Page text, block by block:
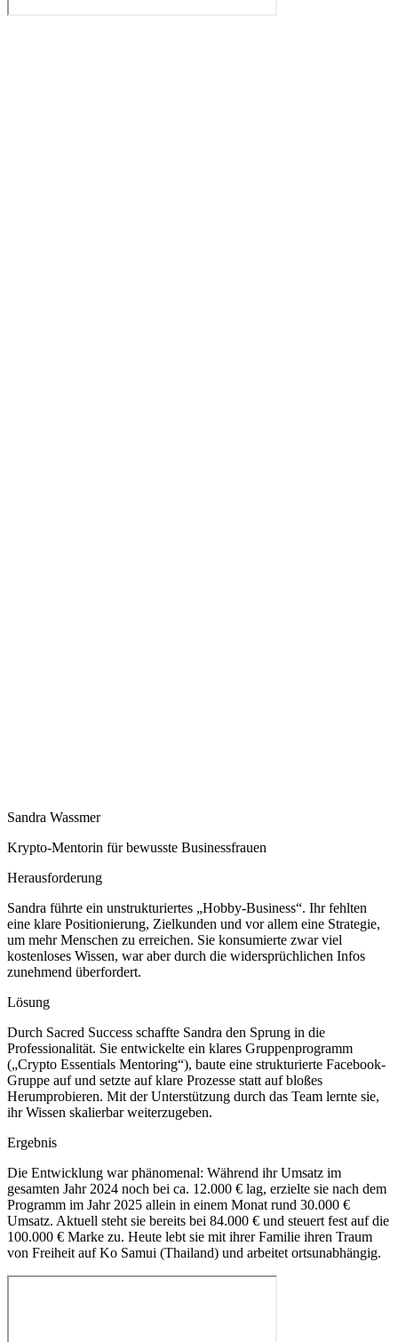
Sandra Wassmer
Krypto-Mentorin für bewusste Businessfrauen
Herausforderung
Sandra führte ein unstrukturiertes „Hobby-Business“. Ihr fehlten
eine klare Positionierung, Zielkunden und vor allem eine Strategie,
um mehr Menschen zu erreichen. Sie konsumierte zwar viel
kostenloses Wissen, war aber durch die widersprüchlichen Infos
zunehmend überfordert.
Lösung
Durch Sacred Success schaffte Sandra den Sprung in die
Professionalität. Sie entwickelte ein klares Gruppenprogramm
(„Crypto Essentials Mentoring“), baute eine strukturierte Facebook-
Gruppe auf und setzte auf klare Prozesse statt auf bloßes
Herumprobieren. Mit der Unterstützung durch das Team lernte sie,
ihr Wissen skalierbar weiterzugeben.
Ergebnis
Die Entwicklung war phänomenal: Während ihr Umsatz im
gesamten Jahr 2024 noch bei ca. 12.000 € lag, erzielte sie nach dem
Programm im Jahr 2025 allein in einem Monat rund 30.000 €
Umsatz. Aktuell steht sie bereits bei 84.000 € und steuert fest auf die
100.000 € Marke zu. Heute lebt sie mit ihrer Familie ihren Traum
von Freiheit auf Ko Samui (Thailand) und arbeitet ortsunabhängig.